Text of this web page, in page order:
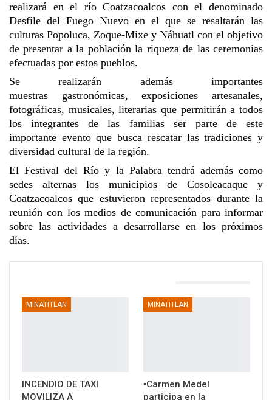
realizará en el río Coatzacoalcos con el denominado
Desfile del Fuego Nuevo en el que se resaltarán las
culturas Popoluca, Zoque-Mixe y Náhuatl con el objetivo
de presentar a la población la riqueza de las ceremonias
efectuadas por estos pueblos.
Se
realizarán
además importantes
muestras
gastronómicas,
exposiciones artesanales,
fotográficas, musicales, literarias que permitirán a todos
los integrantes de las familias ser parte de este
importante evento que busca rescatar las tradiciones y
diversidad cultural de la región.
El Festival del Río y la Palabra tendrá además como
sedes alternas los municipios de Cosoleacaque y
Coatzacoalcos que estuvieron representados durante la
reunión con los medios de comunicación para informar
sobre las actividades a desarrollarse en los próximos
días.
MINATITLAN
INCENDIO DE TAXI
MOVILIZA A
MINATITLAN
▪️Carmen Medel
participa en la